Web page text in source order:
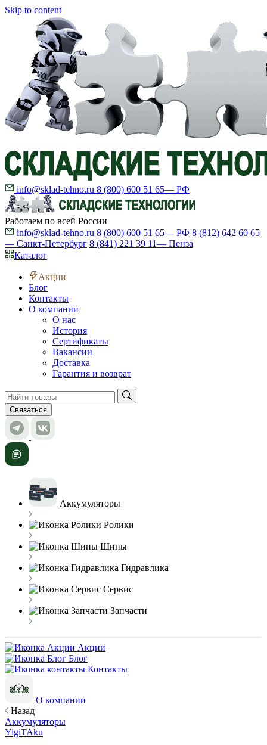
Skip to content
info@sklad-tehno.ru 8 (800) 600 51 65— РФ
Работаем по всей России
info@sklad-tehno.ru 8 (800) 600 51 65— РФ 8 (812) 642 60 65
— Санкт-Петербург 8 (841) 221 39 11— Пенза
Каталог
Акции
Блог
Контакты
О компании
О нас
История
Сертификаты
Вакансии
Доставка
Гарантия и возврат
Связаться
Аккумуляторы
Ролики
Шины
Гидравлика
Сервис
Запчасти
Акции
Блог
Контакты
О компании
Назад
Аккумуляторы
YigiTAku